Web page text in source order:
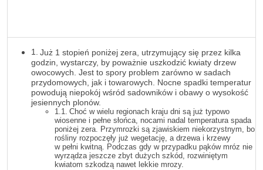
Już 1 stopień poniżej zera, utrzymujący się przez kilka
godzin, wystarczy, by poważnie uszkodzić kwiaty drzew
owocowych. Jest to spory problem zarówno w sadach
przydomowych, jak i towarowych. Nocne spadki temperatur
powodują niepokój wśród sadowników i obawy o wysokość
jesiennych plonów.
Choć w wielu regionach kraju dni są już typowo
wiosenne i pełne słońca, nocami nadal temperatura spada
poniżej zera. Przymrozki są zjawiskiem niekorzystnym, bo
rośliny rozpoczęły już wegetację, a drzewa i krzewy
w pełni kwitną. Podczas gdy w przypadku pąków mróz nie
wyrządza jeszcze zbyt dużych szkód, rozwiniętym
kwiatom szkodzą nawet lekkie mrozy.